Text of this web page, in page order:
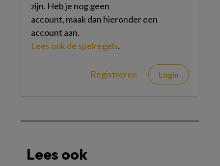
zijn. Heb je nog geen
account, maak dan hieronder een
account aan.
Lees ook de spelregels.
Registreren Login
Lees ook